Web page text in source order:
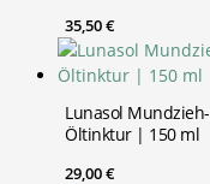
35,50€
Lunasol Mundzieh-
Öltinktur | 150 ml
29,00€